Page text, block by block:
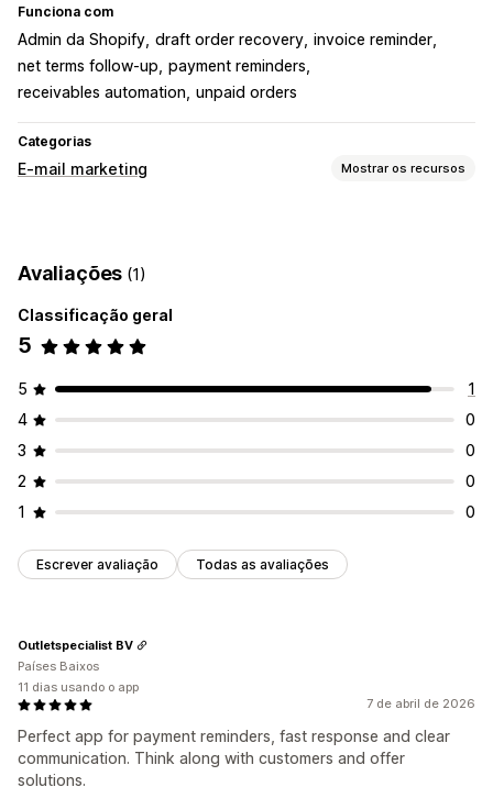
Funciona com
Admin da Shopify draft order recovery invoice reminder
net terms follow-up payment reminders
receivables automation unpaid orders
Categorias
E-mail marketing Mostrar os recursos
E-mails de acompanhamento
E-mails de recuperação de clientes
Campanhas personalizadas
Definição de público-alvo
Acompanhamento
Avaliações (1)
Classificação geral
5
5
1
4
0
3
0
2
0
1
0
Escrever avaliação Todas as avaliações
7 de abril de 2026
Perfect app for payment reminders, fast response and clear
communication. Think along with customers and offer
solutions.
Outletspecialist BV
Países Baixos
11 dias usando o app